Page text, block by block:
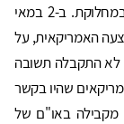
למפגש משולש, הצעת פשרה של חלוקת השטח במחלוקת. ב-2 במאי
האמריקאית, על
לא התקבלה תשובה
שהיו בקשר
מקבילה באו"ם של